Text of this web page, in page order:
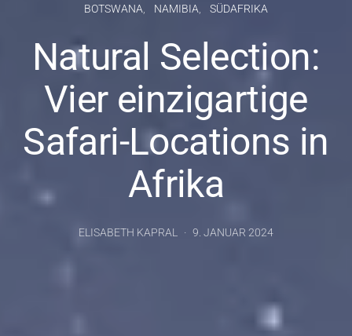
BOTSWANA NAMIBIA SÜDAFRIKA
Natural Selection:
Vier einzigartige
Safari-Locations in
Afrika
ELISABETH KAPRAL 9. JANUAR 2024